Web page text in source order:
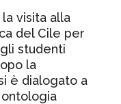
la visita alla
del Cile per
studenti
la
è dialogato a